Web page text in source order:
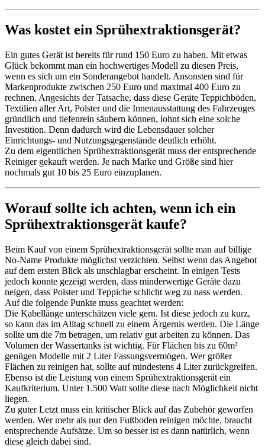
Was kostet ein Sprühextraktionsgerät?
Ein gutes Gerät ist bereits für rund 150 Euro zu haben. Mit etwas
Glück bekommt man ein hochwertiges Modell zu diesen Preis,
wenn es sich um ein Sonderangebot handelt. Ansonsten sind für
Markenprodukte zwischen 250 Euro und maximal 400 Euro zu
rechnen. Angesichts der Tatsache, dass diese Geräte Teppichböden,
Textilien aller Art, Polster und die Innenausstattung des Fahrzeuges
gründlich und tiefenrein säubern können, lohnt sich eine solche
Investition. Denn dadurch wird die Lebensdauer solcher
Einrichtungs- und Nutzungsgegenstände deutlich erhöht.
Zu dem eigentlichen Sprühextraktionsgerät muss der entsprechende
Reiniger gekauft werden. Je nach Marke und Größe sind hier
nochmals gut 10 bis 25 Euro einzuplanen.
Worauf sollte ich achten, wenn ich ein
Sprühextraktionsgerät kaufe?
Beim Kauf von einem Sprühextraktionsgerät sollte man auf billige
No-Name Produkte möglichst verzichten. Selbst wenn das Angebot
auf dem ersten Blick als unschlagbar erscheint. In einigen Tests
jedoch konnte gezeigt werden, dass minderwertige Geräte dazu
neigen, dass Polster und Teppiche schlicht weg zu nass werden.
Auf die folgende Punkte muss geachtet werden:
Die Kabellänge unterschätzen viele gern. Ist diese jedoch zu kurz,
so kann das im Alltag schnell zu einem Ärgernis werden. Die Länge
sollte um die 7m betragen, um relativ gut arbeiten zu können. Das
Volumen der Wassertanks ist wichtig. Für Flächen bis zu 60m²
genügen Modelle mit 2 Liter Fassungsvermögen. Wer größer
Flächen zu reinigen hat, sollte auf mindestens 4 Liter zurückgreifen.
Ebenso ist die Leistung von einem Sprühextraktionsgerät ein
Kaufkriterium. Unter 1.500 Watt sollte diese nach Möglichkeit nicht
liegen.
Zu guter Letzt muss ein kritischer Blick auf das Zubehör geworfen
werden. Wer mehr als nur den Fußboden reinigen möchte, braucht
entsprechende Aufsätze. Um so besser ist es dann natürlich, wenn
diese gleich dabei sind.